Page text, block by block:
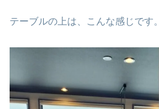
テーブルの上は、こんな感じです。